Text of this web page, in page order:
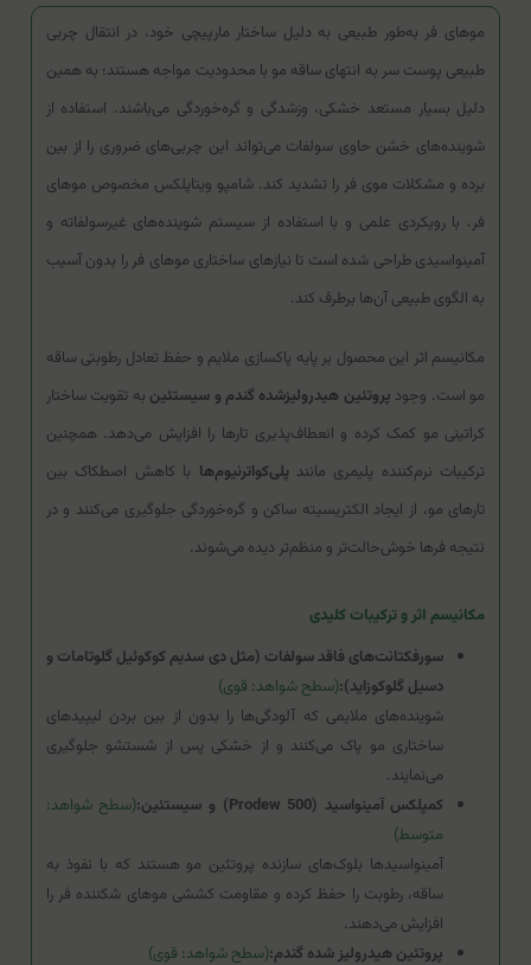
موهای فر به‌طور طبیعی به دلیل ساختار مارپیچی خود، در انتقال چربی
طبیعی پوست سر به انتهای ساقه مو با محدودیت مواجه هستند؛ به همین
دلیل بسیار مستعد خشکی، وزشدگی و گره‌خوردگی می‌باشند. استفاده از
شوینده‌های خشن حاوی سولفات می‌تواند این چربی‌های ضروری را از بین
برده و مشکلات موی فر را تشدید کند. شامپو ویتاپلکس مخصوص موهای
فر، با رویکردی علمی و با استفاده از سیستم شوینده‌های غیرسولفاته و
آمینواسیدی طراحی شده است تا نیازهای ساختاری موهای فر را بدون آسیب
به الگوی طبیعی آن‌ها برطرف کند.
مکانیسم اثر این محصول بر پایه پاکسازی ملایم و حفظ تعادل رطوبتی ساقه
مو است. وجود پروتئین هیدرولیزشده گندم و سیستئین به تقویت ساختار
کراتینی مو کمک کرده و انعطاف‌پذیری تارها را افزایش می‌دهد. همچنین
ترکیبات نرم‌کننده پلیمری مانندپلی‌کواترنیوم‌ها با کاهش اصطکاک بین
تارهای مو، از ایجاد الکتریسیته ساکن و گره‌خوردگی جلوگیری می‌کنند و در
نتیجه فرها خوش‌حالت‌تر و منظم‌تر دیده می‌شوند.
مکانیسم اثر و ترکیبات کلیدی
سورفکتانت‌های فاقد سولفات (مثل دی سدیم کوکوئیل گلوتامات و
دسیل گلوکوزاید):(سطح شواهد: قوی)
شوینده‌های ملایمی که آلودگی‌ها را بدون از بین بردن لیپیدهای
ساختاری مو پاک می‌کنند و از خشکی پس از شستشو جلوگیری
می‌نمایند.
کمپلکس آمینواسید (Prodew 500) و سیستئین:
(سطح شواهد:
متوسط)
آمینواسیدها بلوک‌های سازنده پروتئین مو هستند که با نفوذ به
ساقه، رطوبت را حفظ کرده و مقاومت کششی موهای شکننده فر را
افزایش می‌دهند.
پروتئین هیدرولیز شده گندم:(سطح شواهد: قوی)